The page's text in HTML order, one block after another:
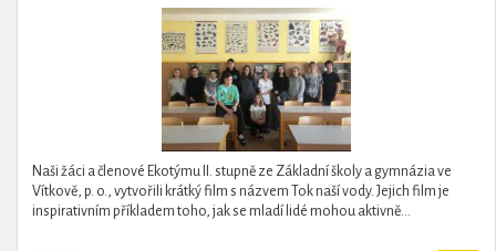
Naši žáci a členové Ekotýmu II. stupně ze Základní školy a gymnázia ve
Vítkově, p. o., vytvořili krátký film s názvem Tok naší vody. Jejich film je
inspirativním příkladem toho, jak se mladí lidé mohou aktivně...